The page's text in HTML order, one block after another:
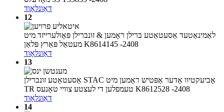
דאַונלאָוד
12
לאַמינאַטעד אַסעטאַטע ברילן ראָמען & זונברילן פּאָולערייזד מיט
מעטאַל פּאַרץ פּלאַן K8614145 -2408
דאַונלאָוד
13
אַסעטאַטע זונברילן STAC אָביעקטיוו אָדער אָפּטיש ראָמען מיט
TR טעמפלען די לעצטע צוויי טאָנעס K8612528 -2408
דאַונלאָוד
14